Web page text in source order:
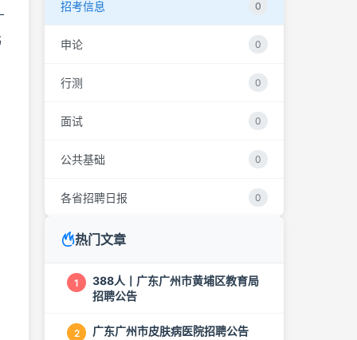
招考信息 0
申论 0
行测 0
面试 0
公共基础 0
各省招聘日报 0
热门文章
1
388人丨广东广州市黄埔区教育局
招聘公告
2 广东广州市皮肤病医院招聘公告